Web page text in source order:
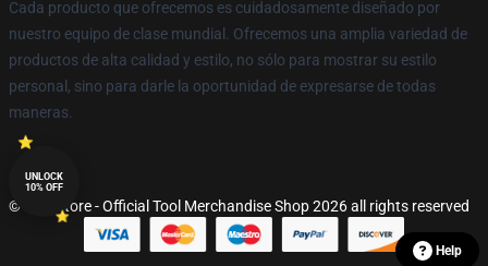
Cada producto que ofrecemos es cuidadosamente diseñado por
nuestro equipo de clase mundial. Ofrecemos una amplia variedad de
productos de alta calidad y estilo, no sólo para mostrar su estilo
personal, sino para darle la oportunidad de expresarse de todas
maneras.
© Tool Store - Official Tool Merchandise Shop 2026 all rights reserved
UNLOCK
10% OFF
Help